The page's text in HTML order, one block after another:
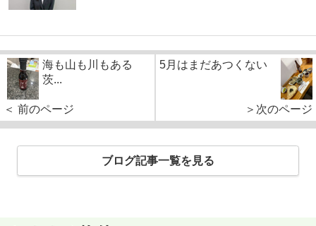
海も山も川もある
茨...
＜ 前のページ
5月はまだあつくない
＞次のページ
ブログ記事一覧を見る